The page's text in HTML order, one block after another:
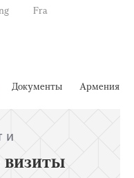
Fra
Документы Армения